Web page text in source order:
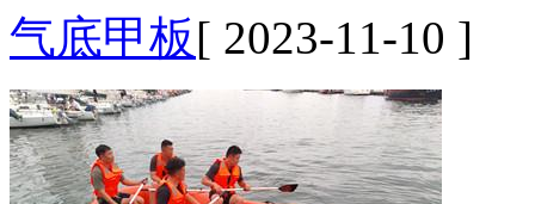
气底甲板[ 2023-11-10 ]